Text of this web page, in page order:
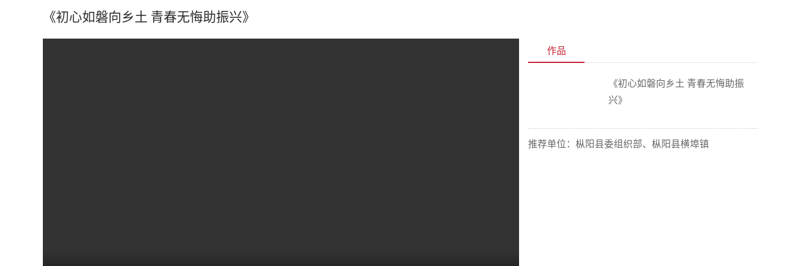
《初心如磐向乡土 青春无悔助振兴》
作品
《初心如磐向乡土 青春无悔助振
兴》
推荐单位：枞阳县委组织部、枞阳县横埠镇